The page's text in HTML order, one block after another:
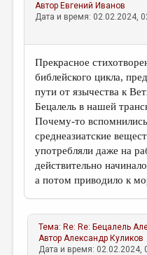
Автор Евгений Иванов
Дата и время: 02.02.2024,
Прекрасное
библейского цикла,
пути от язычества к
Бецалель в нашей
Почему-то
среднеазиатские
употребляли даже на
действительно
а потом приводило к
Тема: Re: Re: Бецалель
АвторАлександр Куликов
Дата и время: 02.02.2024,